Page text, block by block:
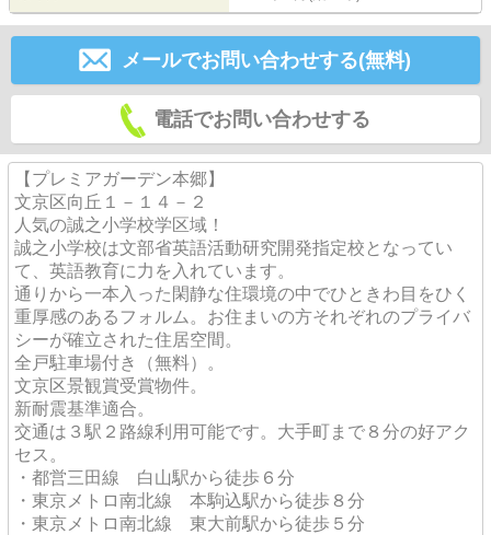
メールでお問い合わせする(無料)
電話でお問い合わせする
【プレミアガーデン本郷】
文京区向丘１－１４－２
人気の誠之小学校学区域！
誠之小学校は文部省英語活動研究開発指定校となってい
て、英語教育に力を入れています。
通りから一本入った閑静な住環境の中でひときわ目をひく
重厚感のあるフォルム。お住まいの方それぞれのプライバ
シーが確立された住居空間。
全戸駐車場付き（無料）。
文京区景観賞受賞物件。
新耐震基準適合。
交通は３駅２路線利用可能です。大手町まで８分の好アク
セス。
・都営三田線 白山駅から徒歩６分
・東京メトロ南北線 本駒込駅から徒歩８分
・東京メトロ南北線 東大前駅から徒歩５分